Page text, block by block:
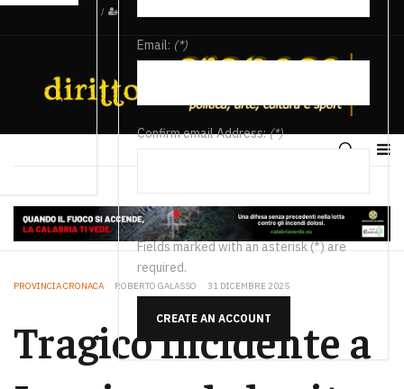
/
Email: (*)
Confirm email Address:(*)
Fields marked with an asterisk (*) are
required.
CREATE AN ACCOUNT
PROVINCIA CRONACA ROBERTO GALASSO 31 DICEMBRE 2025
Tragico incidente a